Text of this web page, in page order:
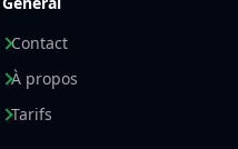
Contact
À propos
Tarifs